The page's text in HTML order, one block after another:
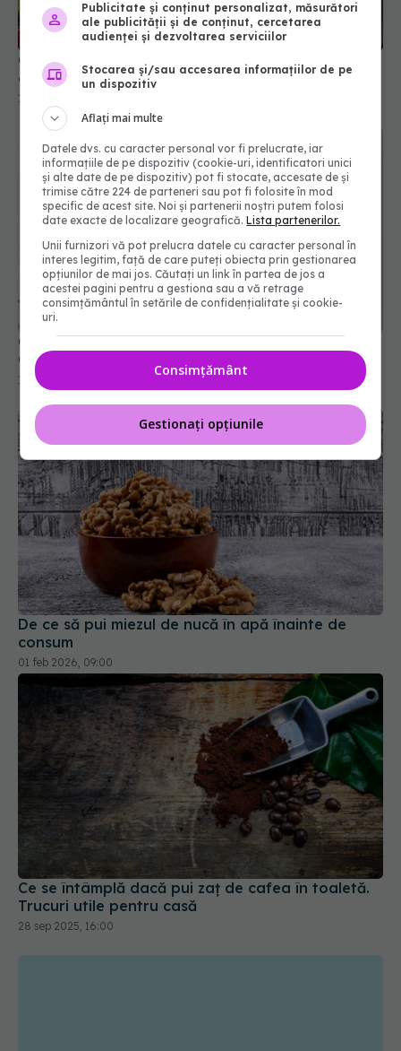
Cum se spală corect căpșunile. Trucurile
experților în siguranță alimentară
17 mai 2026, 17:00
Cum trebuie depozitate corect condimentele.
Greșeala pe care o faci când gătești
12 mar 2026, 13:52
De ce să pui miezul de nucă în apă înainte de
consum
01 feb 2026, 09:00
Ce se întâmplă dacă pui zaț de cafea în toaletă.
Trucuri utile pentru casă
28 sep 2025, 16:00
Publicitate și conținut personalizat, măsurători
ale publicității și de conținut, cercetarea
audienței și dezvoltarea serviciilor
Stocarea și/sau accesarea informațiilor de pe
un dispozitiv
Aflați mai multe
Datele dvs. cu caracter personal vor fi prelucrate, iar
informațiile de pe dispozitiv (cookie-uri, identificatori unici
și alte date de pe dispozitiv) pot fi stocate, accesate de și
trimise către 224 de parteneri sau pot fi folosite în mod
specific de acest site. Noi și partenerii noștri putem folosi
date exacte de localizare geografică.Lista partenerilor.
Unii furnizori vă pot prelucra datele cu caracter personal în
interes legitim, față de care puteți obiecta prin gestionarea
opțiunilor de mai jos. Căutați un link în partea de jos a
acestei pagini pentru a gestiona sau a vă retrage
consimțământul în setările de confidențialitate și cookie-
uri.
Consimțământ
Gestionați opțiunile